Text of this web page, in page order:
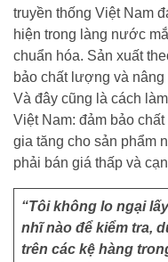
truyền thống Việt Nam
hiện trong làng nước
chuẩn hóa. Sản xuất
bảo chất lượng và nâng
Và đây cũng là cách
Việt Nam: đảm bảo
gia tăng cho sản phẩm
phải bán giá thấp và
“Tôi không lo ngại
nhĩ nào để kiểm tra,
trên các kệ hàng